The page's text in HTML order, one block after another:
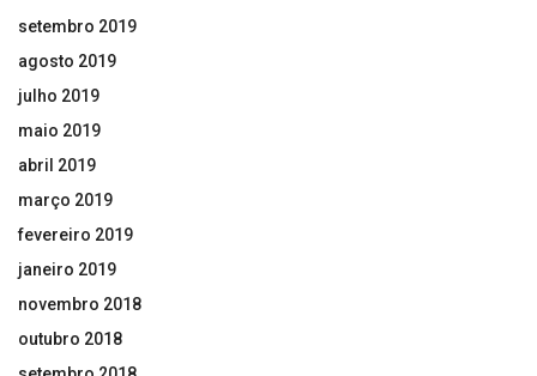
setembro 2019
agosto 2019
julho 2019
maio 2019
abril 2019
março 2019
fevereiro 2019
janeiro 2019
novembro 2018
outubro 2018